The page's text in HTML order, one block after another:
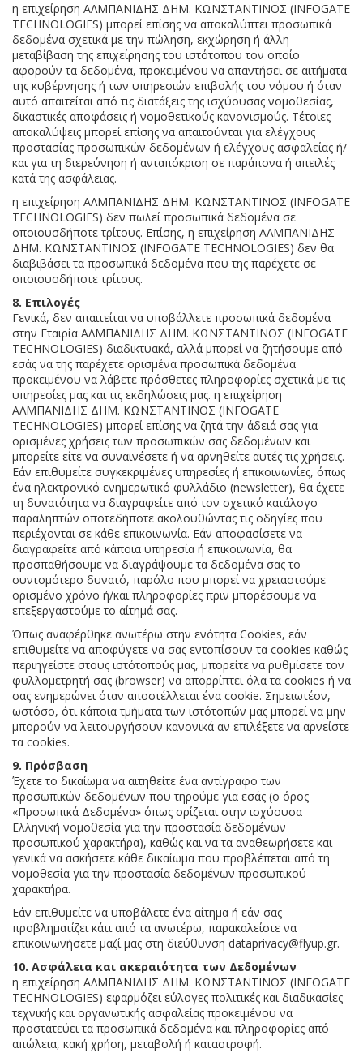
η επιχείρηση ΑΛΜΠΑΝΙΔΗΣ ΔΗΜ. ΚΩΝΣΤΑΝΤΙΝΟΣ (INFOGATE
TECHNOLOGIES) μπορεί επίσης να αποκαλύπτει προσωπικά
δεδομένα σχετικά με την πώληση, εκχώρηση ή άλλη
μεταβίβαση της επιχείρησης του ιστότοπου τον οποίο
αφορούν τα δεδομένα, προκειμένου να απαντήσει σε αιτήματα
της κυβέρνησης ή των υπηρεσιών επιβολής του νόμου ή όταν
αυτό απαιτείται από τις διατάξεις της ισχύουσας νομοθεσίας,
δικαστικές αποφάσεις ή νομοθετικούς κανονισμούς. Τέτοιες
αποκαλύψεις μπορεί επίσης να απαιτούνται για ελέγχους
προστασίας προσωπικών δεδομένων ή ελέγχους ασφαλείας ή/
και για τη διερεύνηση ή ανταπόκριση σε παράπονα ή απειλές
κατά της ασφάλειας.
η επιχείρηση ΑΛΜΠΑΝΙΔΗΣ ΔΗΜ. ΚΩΝΣΤΑΝΤΙΝΟΣ (INFOGATE
TECHNOLOGIES) δεν πωλεί προσωπικά δεδομένα σε
οποιουσδήποτε τρίτους. Επίσης, η επιχείρηση ΑΛΜΠΑΝΙΔΗΣ
ΔΗΜ. ΚΩΝΣΤΑΝΤΙΝΟΣ (INFOGATE TECHNOLOGIES) δεν θα
διαβιβάσει τα προσωπικά δεδομένα που της παρέχετε σε
οποιουσδήποτε τρίτους.
8. Επιλογές
Γενικά, δεν απαιτείται να υποβάλλετε προσωπικά δεδομένα
στην Εταιρία ΑΛΜΠΑΝΙΔΗΣ ΔΗΜ. ΚΩΝΣΤΑΝΤΙΝΟΣ (INFOGATE
TECHNOLOGIES) διαδικτυακά, αλλά μπορεί να ζητήσουμε από
εσάς να της παρέχετε ορισμένα προσωπικά δεδομένα
προκειμένου να λάβετε πρόσθετες πληροφορίες σχετικά με τις
υπηρεσίες μας και τις εκδηλώσεις μας. η επιχείρηση
ΑΛΜΠΑΝΙΔΗΣ ΔΗΜ. ΚΩΝΣΤΑΝΤΙΝΟΣ (INFOGATE
TECHNOLOGIES) μπορεί επίσης να ζητά την άδειά σας για
ορισμένες χρήσεις των προσωπικών σας δεδομένων και
μπορείτε είτε να συναινέσετε ή να αρνηθείτε αυτές τις χρήσεις.
Εάν επιθυμείτε συγκεκριμένες υπηρεσίες ή επικοινωνίες, όπως
ένα ηλεκτρονικό ενημερωτικό φυλλάδιο (newsletter), θα έχετε
τη δυνατότητα να διαγραφείτε από τον σχετικό κατάλογο
παραληπτών οποτεδήποτε ακολουθώντας τις οδηγίες που
περιέχονται σε κάθε επικοινωνία. Εάν αποφασίσετε να
διαγραφείτε από κάποια υπηρεσία ή επικοινωνία, θα
προσπαθήσουμε να διαγράψουμε τα δεδομένα σας το
συντομότερο δυνατό, παρόλο που μπορεί να χρειαστούμε
ορισμένο χρόνο ή/και πληροφορίες πριν μπορέσουμε να
επεξεργαστούμε το αίτημά σας.
Όπως αναφέρθηκε ανωτέρω στην ενότητα Cookies, εάν
επιθυμείτε να αποφύγετε να σας εντοπίσουν τα cookies καθώς
περιηγείστε στους ιστότοπούς μας, μπορείτε να ρυθμίσετε τον
φυλλομετρητή σας (browser) να απορρίπτει όλα τα cookies ή να
σας ενημερώνει όταν αποστέλλεται ένα cookie. Σημειωτέον,
ωστόσο, ότι κάποια τμήματα των ιστότοπών μας μπορεί να μην
μπορούν να λειτουργήσουν κανονικά αν επιλέξετε να αρνείστε
τα cookies.
9. Πρόσβαση
Έχετε το δικαίωμα να αιτηθείτε ένα αντίγραφο των
προσωπικών δεδομένων που τηρούμε για εσάς (ο όρος
«Προσωπικά Δεδομένα» όπως ορίζεται στην ισχύουσα
Ελληνική νομοθεσία για την προστασία δεδομένων
προσωπικού χαρακτήρα), καθώς και να τα αναθεωρήσετε και
γενικά να ασκήσετε κάθε δικαίωμα που προβλέπεται από τη
νομοθεσία για την προστασία δεδομένων προσωπικού
χαρακτήρα.
Εάν επιθυμείτε να υποβάλετε ένα αίτημα ή εάν σας
προβληματίζει κάτι από τα ανωτέρω, παρακαλείστε να
επικοινωνήσετε μαζί μας στη διεύθυνση dataprivacy@flyup.gr.
10. Ασφάλεια και ακεραιότητα των Δεδομένων
η επιχείρηση ΑΛΜΠΑΝΙΔΗΣ ΔΗΜ. ΚΩΝΣΤΑΝΤΙΝΟΣ (INFOGATE
TECHNOLOGIES) εφαρμόζει εύλογες πολιτικές και διαδικασίες
τεχνικής και οργανωτικής ασφαλείας προκειμένου να
προστατεύει τα προσωπικά δεδομένα και πληροφορίες από
απώλεια, κακή χρήση, μεταβολή ή καταστροφή.